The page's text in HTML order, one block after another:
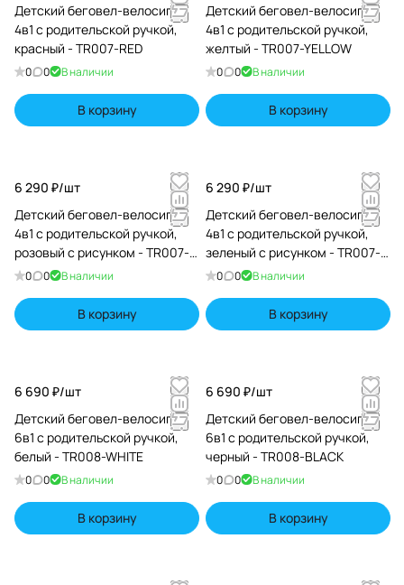
Детский беговел-велосипед
4в1 с родительской ручкой,
красный - TR007-RED
0 0 В наличии
В корзину
Детский беговел-велосипед
4в1 с родительской ручкой,
желтый - TR007-YELLOW
0 0 В наличии
В корзину
6 290 ₽/шт
Детский беговел-велосипед
4в1 с родительской ручкой,
розовый с рисунком - TR007-
PINK-PAINT
0 0 В наличии
В корзину
6 290 ₽/шт
Детский беговел-велосипед
4в1 с родительской ручкой,
зеленый с рисунком - TR007-
CYAN-PAINT
0 0 В наличии
В корзину
6 690 ₽/шт
Детский беговел-велосипед
6в1 с родительской ручкой,
белый - TR008-WHITE
0 0 В наличии
В корзину
6 690 ₽/шт
Детский беговел-велосипед
6в1 с родительской ручкой,
черный - TR008-BLACK
0 0 В наличии
В корзину